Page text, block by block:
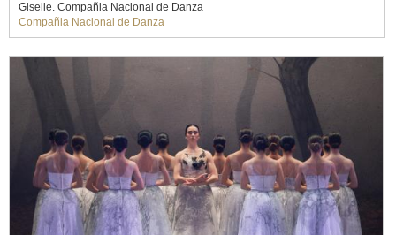
Giselle. Compañia Nacional de Danza
Compañia Nacional de Danza